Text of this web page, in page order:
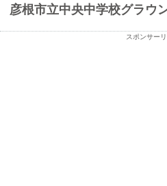
彦根市立中央中学校グラウ
スポンサー